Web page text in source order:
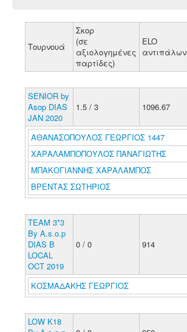
Τουρνουά
Σκορ
(σε
αξιολογημένες
παρτίδες)
ELO
αντιπάλων
SENIOR by
Asop DIAS
JAN 2020
1.5 / 3 1096.67
ΑΘΑΝΑΣΟΠΟΥΛΟΣ ΓΕΩΡΓΙΟΣ 1447
ΧΑΡΑΛΑΜΠΟΠΟΥΛΟΣ ΠΑΝΑΓΙΩΤΗΣ
ΜΠΑΚΟΓΙΑΝΝΗΣ ΧΑΡΑΛΑΜΠΟΣ
ΒΡΕΝΤΑΣ ΣΩΤΗΡΙΟΣ
TEAM 3*3
By A.s.o.p
DIAS B
LOCAL
OCT 2019
0 / 0 914
ΚΟΣΜΑΔΑΚΗΣ ΓΕΩΡΓΙΟΣ
LOW K18